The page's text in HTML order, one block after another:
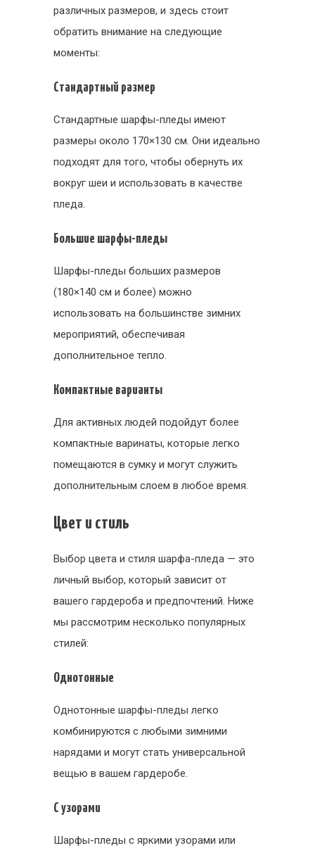
различных размеров, и здесь стоит
обратить внимание на следующие
моменты:
Стандартный размер
Стандартные шарфы-пледы имеют
размеры около 170×130 см. Они идеально
подходят для того, чтобы обернуть их
вокруг шеи и использовать в качестве
пледа.
Большие шарфы-пледы
Шарфы-пледы больших размеров
(180×140 см и более) можно
использовать на большинстве зимних
мероприятий, обеспечивая
дополнительное тепло.
Компактные варианты
Для активных людей подойдут более
компактные варинаты, которые легко
помещаются в сумку и могут служить
дополнительным слоем в любое время.
Цвет и стиль
Выбор цвета и стиля шарфа-пледа — это
личный выбор, который зависит от
вашего гардероба и предпочтений. Ниже
мы рассмотрим несколько популярных
стилей:
Однотонные
Однотонные шарфы-пледы легко
комбинируются с любыми зимними
нарядами и могут стать универсальной
вещью в вашем гардеробе.
С узорами
Шарфы-пледы с яркими узорами или